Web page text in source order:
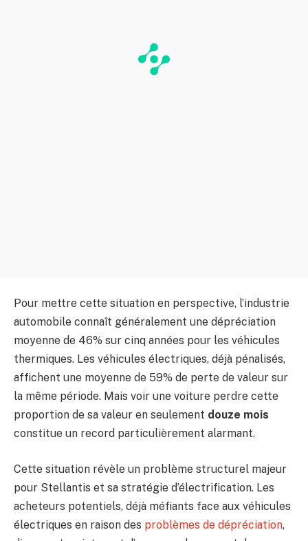
Pour mettre cette situation en perspective, l’industrie
automobile connaît généralement une dépréciation
moyenne de 46% sur cinq années pour les véhicules
thermiques. Les véhicules électriques, déjà pénalisés,
affichent une moyenne de 59% de perte de valeur sur
la même période. Mais voir une voiture perdre cette
proportion de sa valeur en seulement douze mois
constitue un record particulièrement alarmant.
Cette situation révèle un problème structurel majeur
pour Stellantis et sa stratégie d’électrification. Les
acheteurs potentiels, déjà méfiants face aux véhicules
électriques en raison des problèmes de dépréciation,